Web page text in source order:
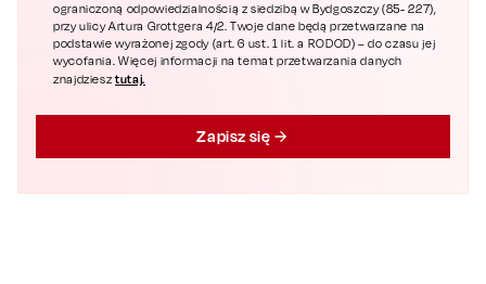
ograniczoną odpowiedzialnością z siedzibą w Bydgoszczy (85- 227),
przy ulicy Artura Grottgera 4/2. Twoje dane będą przetwarzane na
podstawie wyrażonej zgody (art. 6 ust. 1 lit. a RODOD) – do czasu jej
wycofania. Więcej informacji na temat przetwarzania danych
znajdziesztutaj.
Zapisz się